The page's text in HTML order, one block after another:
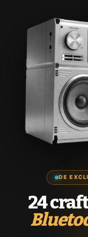
DE
24